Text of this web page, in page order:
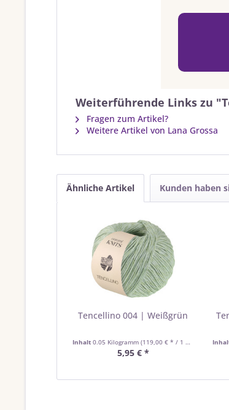
Weiterführende Links zu
Fragen zum Artikel?
Weitere Artikel von Lana Grossa
Ähnliche Artikel Kunden haben
Tencellino 004 | Weißgrün
Inhalt 0.05 Kilogramm (119,00 € * / 1 Kilogramm)
5,95 € *